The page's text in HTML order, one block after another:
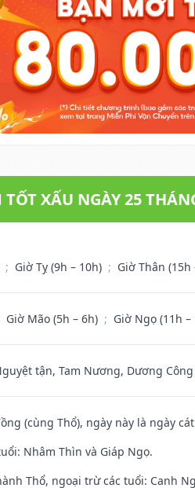
TỐT XẤU NGÀY 25
; Giờ Tỵ (9h – 10h) ; Giờ Thân (15h
Giờ Mão (5h – 6h) ; Giờ Ngọ (11h –
tận, Tam Nương, Dương
(cùng Thổ), ngày này là ngày
Nhâm Thìn và Giáp Ngọ.
Thổ, ngoại trừ các tuổi: Canh